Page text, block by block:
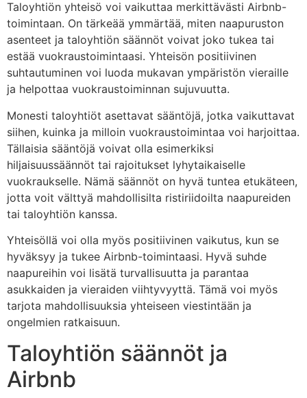
Taloyhtiön yhteisö voi vaikuttaa merkittävästi Airbnb-
toimintaan. On tärkeää ymmärtää, miten naapuruston
asenteet ja taloyhtiön säännöt voivat joko tukea tai
estää vuokraustoimintaasi. Yhteisön positiivinen
suhtautuminen voi luoda mukavan ympäristön vieraille
ja helpottaa vuokraustoiminnan sujuvuutta.
Monesti taloyhtiöt asettavat sääntöjä, jotka vaikuttavat
siihen, kuinka ja milloin vuokraustoimintaa voi harjoittaa.
Tällaisia sääntöjä voivat olla esimerkiksi
hiljaisuussäännöt tai rajoitukset lyhytaikaiselle
vuokraukselle. Nämä säännöt on hyvä tuntea etukäteen,
jotta voit välttyä mahdollisilta ristiriidoilta naapureiden
tai taloyhtiön kanssa.
Yhteisöllä voi olla myös positiivinen vaikutus, kun se
hyväksyy ja tukee Airbnb-toimintaasi. Hyvä suhde
naapureihin voi lisätä turvallisuutta ja parantaa
asukkaiden ja vieraiden viihtyvyyttä. Tämä voi myös
tarjota mahdollisuuksia yhteiseen viestintään ja
ongelmien ratkaisuun.
Taloyhtiön säännöt ja
Airbnb